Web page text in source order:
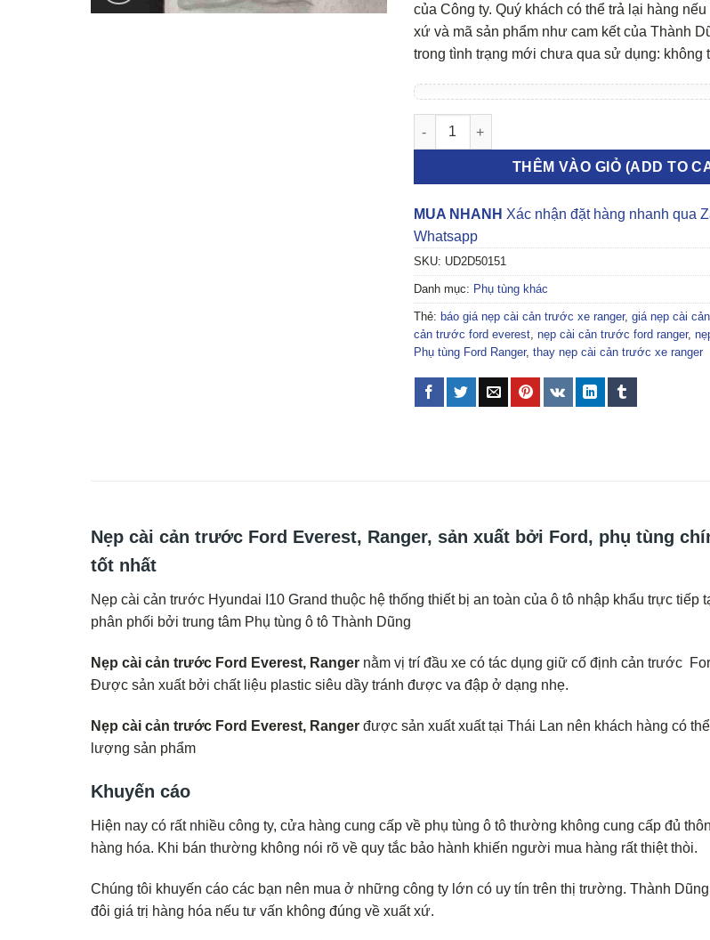
của Công ty. Quý khách có thể trả lại hàng
xứ và mã sản phẩm như cam kết của Thành
trong tình trạng mới chưa qua sử dụng: không
Nẹp cài cản trước Ford Everest, Ranger số lượng
THÊM VÀO GIỎ (ADD TO
MUA NHANH Xác nhận đặt hàng nhanh qua
Whatsapp
SKU: UD2D50151
Danh mục: Phụ tùng khác
Thẻ: báo giá nẹp cài cản trước xe ranger, giá nẹp cài
cản trước ford everest, nẹp cài cản trước ford ranger,
Phụ tùng Ford Ranger, thay nẹp cài cản trước xe ranger
Nẹp cài cản trước Ford Everest, Ranger, sản xuất bởi Ford, phụ tùng
tốt nhất
Nẹp cài cản trước Hyundai I10 Grand thuộc hệ thống thiết bị an toàn của ô tô nhập khẩu trực tiếp
phân phối bởi trung tâm Phụ tùng ô tô Thành Dũng
Nẹp cài cản trước Ford Everest, Ranger nằm vị trí đầu xe có tác dụng giữ cố định cản trước
Được sản xuất bởi chất liệu plastic siêu dầy tránh được va đập ở dạng nhẹ.
Nẹp cài cản trước Ford Everest, Ranger được sản xuất xuất tại Thái Lan nên khách hàng có
lượng sản phẩm
Khuyến cáo
Hiện nay có rất nhiều công ty, cửa hàng cung cấp về phụ tùng ô tô thường không cung cấp đủ
hàng hóa. Khi bán thường không nói rõ về quy tắc bảo hành khiến người mua hàng rất thiệt thòi.
Chúng tôi khuyến cáo các bạn nên mua ở những công ty lớn có uy tín trên thị trường. Thành
đôi giá trị hàng hóa nếu tư vấn không đúng về xuất xứ.